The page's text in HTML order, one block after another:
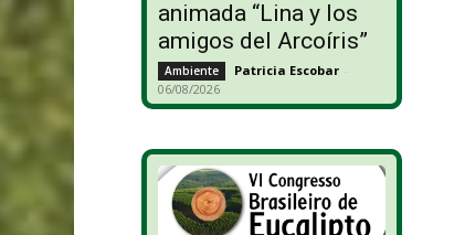
animada “Lina y los
amigos del Arcoíris”
Ambiente Patricia Escobar -
06/08/2026